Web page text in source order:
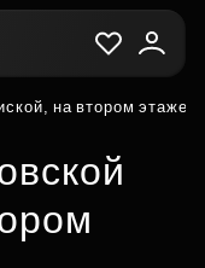
на втором этаже